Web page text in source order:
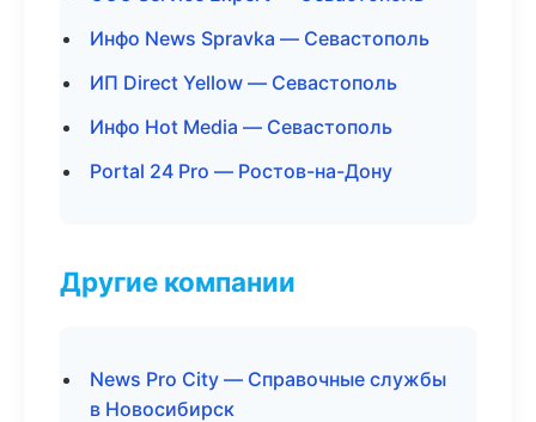
Инфо News Spravka — Севастополь
ИП Direct Yellow — Севастополь
Инфо Hot Media — Севастополь
Portal 24 Pro — Ростов-на-Дону
Другие компании
News Pro City — Справочные службы
в Новосибирск